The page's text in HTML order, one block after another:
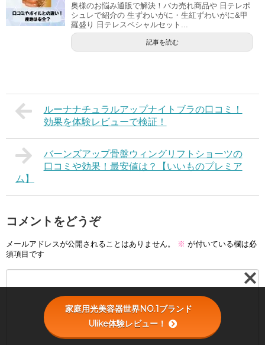
奥様のお悩み通販で解決！バカ売れ商品や 日テレポ
シュレで紹介の 生ずわいがに・生紅ずわいがに&甲
羅盛り 日テレスペシャルセット...
記事を読む
ルーナナチュラルアップナイトブラの口コミ！
効果を体験レビューで検証！
バーンズアップ骨盤ウィングリフトショーツの
口コミや効果！最安値は？【いいものプレミア
ム】
コメントをどうぞ
メールアドレスが公開されることはありません。 ※ が付いている欄は必
須項目です
家庭用光美容器世界NO.1ブランド
Ulike体験レビュー！